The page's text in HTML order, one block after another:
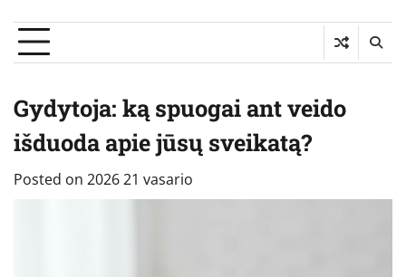
Gydytoja: ką spuogai ant veido
išduoda apie jūsų sveikatą?
Posted on 2026 21 vasario